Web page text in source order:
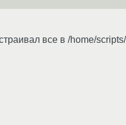
все в /home/